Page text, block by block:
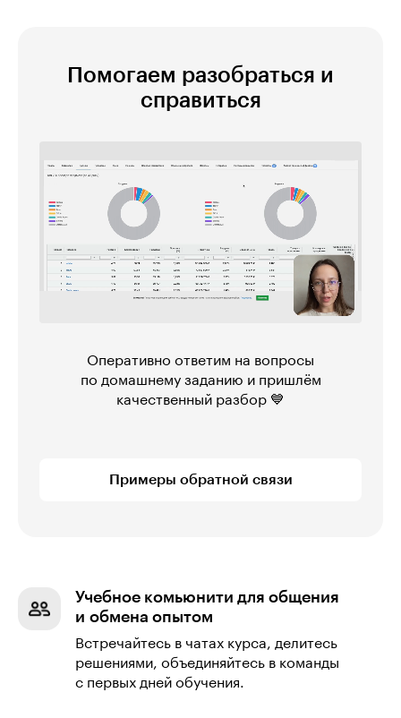
Помогаем разобраться и
справиться
Оперативно ответим на вопросы
по домашнему заданию и пришлём
качественный разбор 💙
Примеры обратной связи
Учебное комьюнити для общения
и обмена опытом
Встречайтесь в чатах курса, делитесь
решениями, объединяйтесь в команды
с первых дней обучения.